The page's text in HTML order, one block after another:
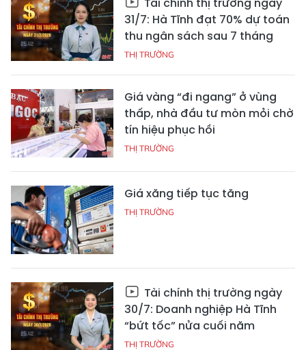
Tài chính thị trường ngày
31/7: Hà Tĩnh đạt 70% dự toán
thu ngân sách sau 7 tháng
THỊ TRƯỜNG
Giá vàng “đi ngang” ở vùng
thấp, nhà đầu tư mòn mỏi chờ
tín hiệu phục hồi
THỊ TRƯỜNG
Giá xăng tiếp tục tăng
THỊ TRƯỜNG
Tài chính thị trường ngày
30/7: Doanh nghiệp Hà Tĩnh
“bứt tốc” nửa cuối năm
THỊ TRƯỜNG